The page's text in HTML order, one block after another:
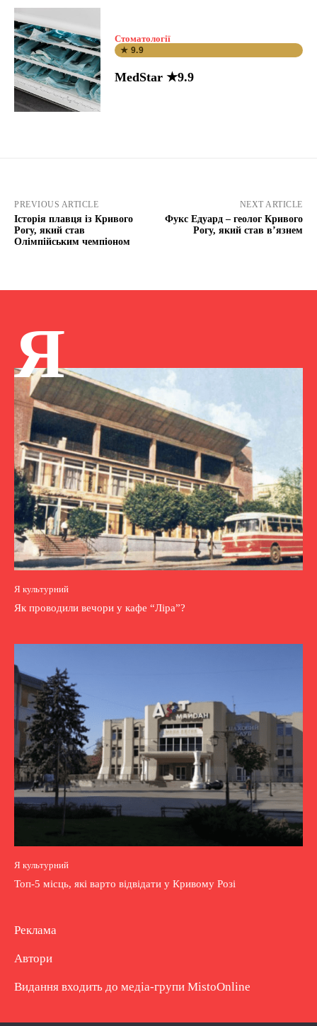
Стоматології
★ 9.9
MedStar ★9.9
PREVIOUS ARTICLE
Історія плавця із Кривого
Рогу, який став
Олімпійським чемпіоном
NEXT ARTICLE
Фукс Едуард – геолог Кривого
Рогу, який став в’язнем
Я
Я культурний
Як проводили вечори у кафе “Ліра”?
Я культурний
Топ-5 місць, які варто відвідати у Кривому Розі
Реклама
Автори
Видання входить до медіа-групи MistoOnline